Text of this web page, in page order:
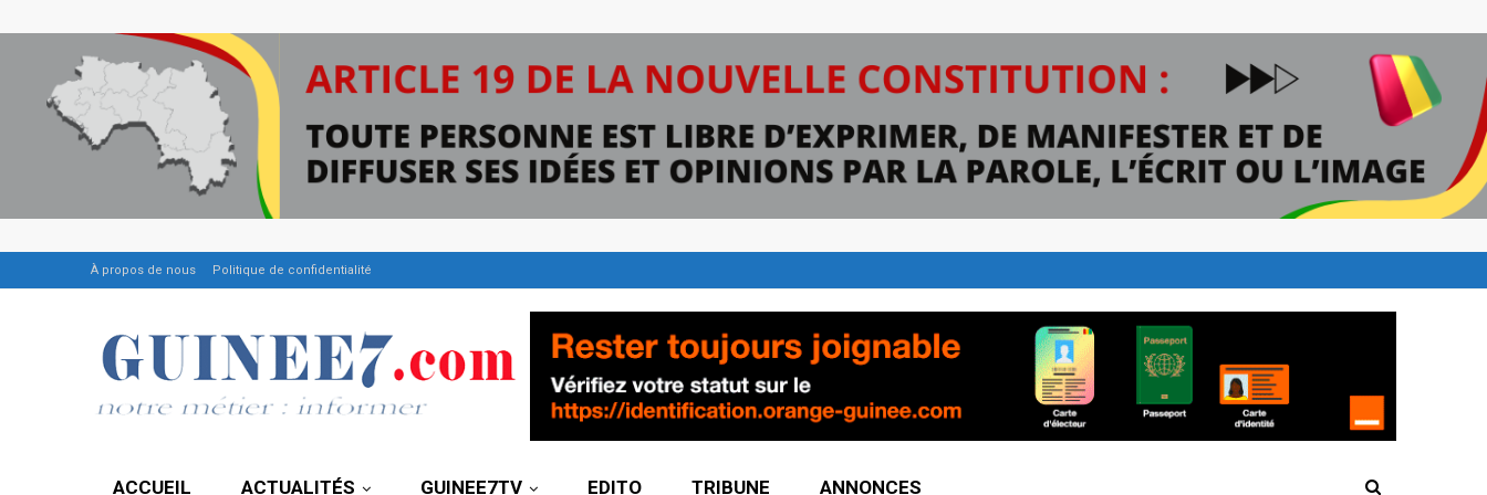
À propos de nous Politique de confidentialité
ACCUEIL ACTUALITÉS GUINEE7TV EDITO TRIBUNE ANNONCES